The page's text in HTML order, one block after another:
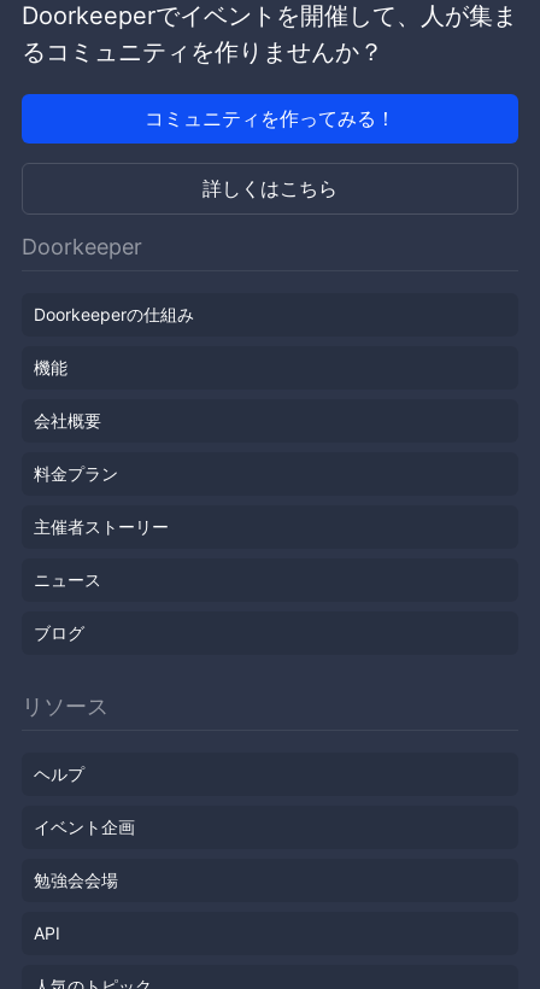
Doorkeeperでイベントを開催して、人が集ま
るコミュニティを作りませんか？
コミュニティを作ってみる！
詳しくはこちら
Doorkeeper
Doorkeeperの仕組み
機能
会社概要
料金プラン
主催者ストーリー
ニュース
ブログ
リソース
ヘルプ
イベント企画
勉強会会場
API